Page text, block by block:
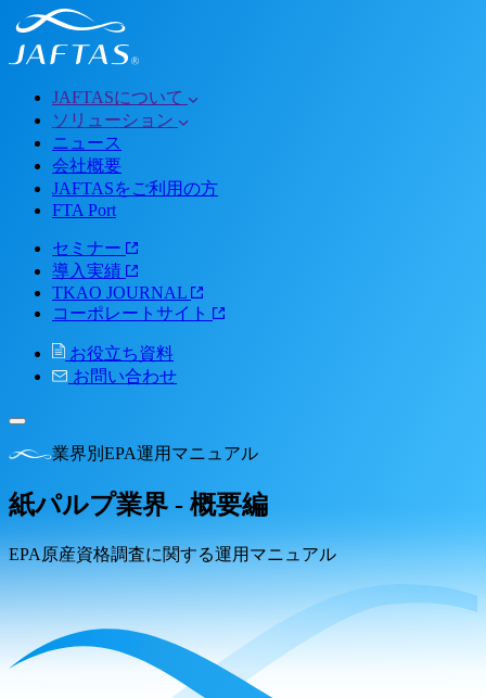
JAFTASについて
ソリューション
ニュース
会社概要
JAFTASをご利用の方
FTA Port
セミナー
導入実績
TKAO JOURNAL
コーポレートサイト
お役立ち資料
お問い合わせ
業界別EPA運用マニュアル
紙パルプ業界 - 概要編
EPA原産資格調査に関する運用マニュアル